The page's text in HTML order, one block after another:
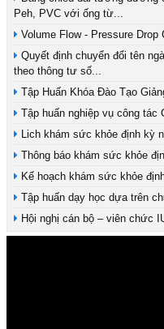
Peh, PVC với ống từ...
Volume Flow - Pressure
Quyết định chuyển đổi tên
theo thông tư số...
Tập Huấn Khóa Đào Tạo
Tập huấn nghiệp vụ công tác
Lich khám sức khỏe định kỳ
Thông báo khám sức khỏe
Kế hoạch khám sức khỏe
Tập huấn dạy học dựa trên
Hội nghị cán bộ – viên chức